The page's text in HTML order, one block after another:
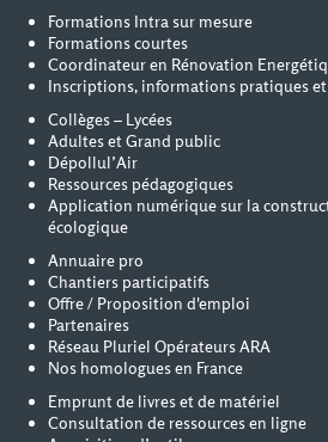
Formations Intra sur mesure
Formations courtes
Coordinateur en Rénovation
Inscriptions, informations pratiques
Collèges – Lycées
Adultes et Grand public
Dépollul’Air
Ressources pédagogiques
Application numérique sur la
écologique
Annuaire pro
Chantiers participatifs
Offre / Proposition d'emploi
Partenaires
Réseau Pluriel Opérateurs ARA
Nos homologues en France
Emprunt de livres et de matériel
Consultation de ressources en ligne